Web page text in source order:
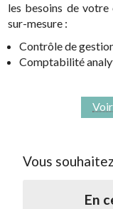
les besoins de
sur-mesure :
Contrôle de
Comptabilité
Vous
En